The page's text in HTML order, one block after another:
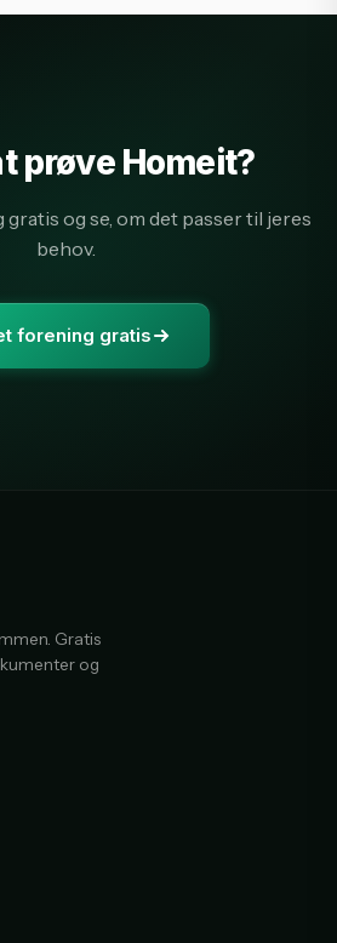
prøve Homeit?
og se, om det passer til jeres
behov.
forening gratis
Gratis
og